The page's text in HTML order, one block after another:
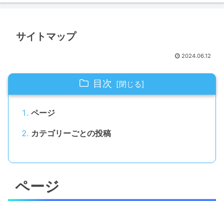
サイトマップ
2024.06.12
目次
ページ
カテゴリーごとの投稿
ページ